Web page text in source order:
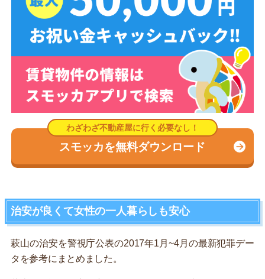
スモッカを無料ダウンロード
治安が良くて女性の一人暮らしも安心
萩山の治安を警視庁公表の2017年1月~4月の最新犯罪デー
タを参考にまとめました。